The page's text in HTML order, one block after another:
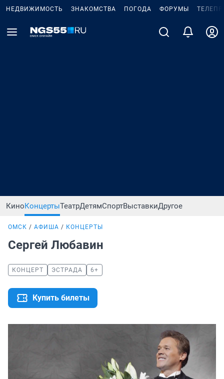
НЕДВИЖИМОСТЬ ЗНАКОМСТВА ПОГОДА ФОРУМЫ
КиноКонцертыТеатрДетямСпортВыставкиДругое
ОМСК АФИША КОНЦЕРТЫ
Сергей Любавин
КОНЦЕРТ ЭСТРАДА 6+
Купить билеты